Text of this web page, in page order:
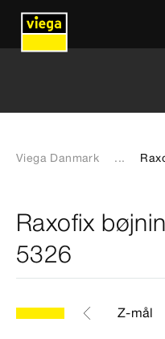
Viega Danmark ...
Raxofix
5326
CAD-filer Z-mål